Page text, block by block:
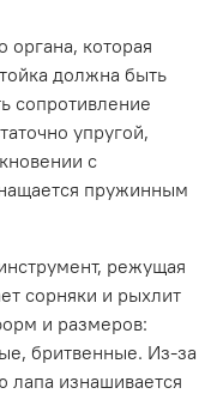
органа, которая
должна быть
сопротивление
упругой,
с
пружинным
режущая
сорняки и рыхлит
и размеров:
бритвенные. Из-за
лапа изнашивается